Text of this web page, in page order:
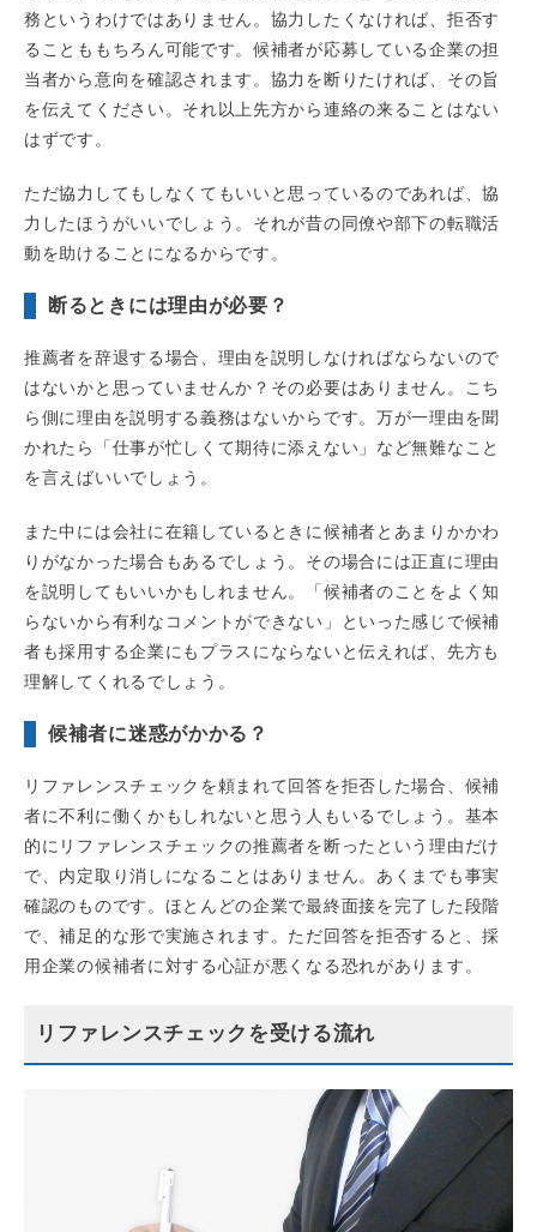
務というわけではありません。協力したくなければ、拒否す
ることももちろん可能です。候補者が応募している企業の担
当者から意向を確認されます。協力を断りたければ、その旨
を伝えてください。それ以上先方から連絡の来ることはない
はずです。
ただ協力してもしなくてもいいと思っているのであれば、協
力したほうがいいでしょう。それが昔の同僚や部下の転職活
動を助けることになるからです。
断るときには理由が必要？
推薦者を辞退する場合、理由を説明しなければならないので
はないかと思っていませんか？その必要はありません。こち
ら側に理由を説明する義務はないからです。万が一理由を聞
かれたら「仕事が忙しくて期待に添えない」など無難なこと
を言えばいいでしょう。
また中には会社に在籍しているときに候補者とあまりかかわ
りがなかった場合もあるでしょう。その場合には正直に理由
を説明してもいいかもしれません。「候補者のことをよく知
らないから有利なコメントができない」といった感じで候補
者も採用する企業にもプラスにならないと伝えれば、先方も
理解してくれるでしょう。
候補者に迷惑がかかる？
リファレンスチェックを頼まれて回答を拒否した場合、候補
者に不利に働くかもしれないと思う人もいるでしょう。基本
的にリファレンスチェックの推薦者を断ったという理由だけ
で、内定取り消しになることはありません。あくまでも事実
確認のものです。ほとんどの企業で最終面接を完了した段階
で、補足的な形で実施されます。ただ回答を拒否すると、採
用企業の候補者に対する心証が悪くなる恐れがあります。
リファレンスチェックを受ける流れ